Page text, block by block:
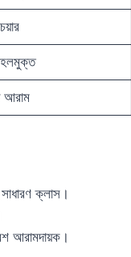
আরাম
ক্লাস।
আরামদায়ক।